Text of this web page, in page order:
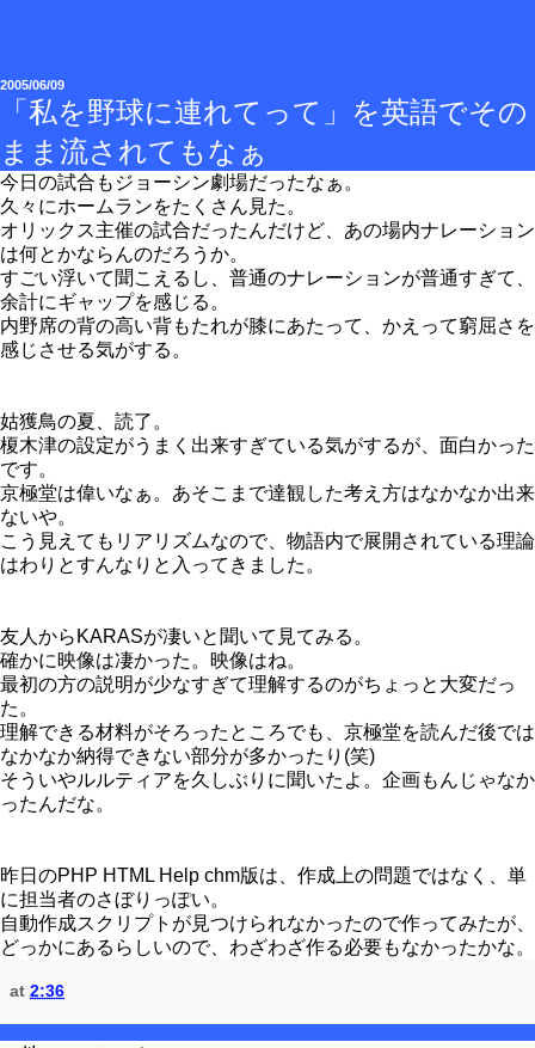
2005/06/09
「私を野球に連れてって」を英語でその
まま流されてもなぁ
今日の試合もジョーシン劇場だったなぁ。
久々にホームランをたくさん見た。
オリックス主催の試合だったんだけど、あの場内ナレーション
は何とかならんのだろうか。
すごい浮いて聞こえるし、普通のナレーションが普通すぎて、
余計にギャップを感じる。
内野席の背の高い背もたれが膝にあたって、かえって窮屈さを
感じさせる気がする。
姑獲鳥の夏、読了。
榎木津の設定がうまく出来すぎている気がするが、面白かった
です。
京極堂は偉いなぁ。あそこまで達観した考え方はなかなか出来
ないや。
こう見えてもリアリズムなので、物語内で展開されている理論
はわりとすんなりと入ってきました。
友人からKARASが凄いと聞いて見てみる。
確かに映像は凄かった。映像はね。
最初の方の説明が少なすぎて理解するのがちょっと大変だっ
た。
理解できる材料がそろったところでも、京極堂を読んだ後では
なかなか納得できない部分が多かったり(笑)
そういやルルティアを久しぶりに聞いたよ。企画もんじゃなか
ったんだな。
昨日のPHP HTML Help chm版は、作成上の問題ではなく、単
に担当者のさぼりっぽい。
自動作成スクリプトが見つけられなかったので作ってみたが、
どっかにあるらしいので、わざわざ作る必要もなかったかな。
at 2:36